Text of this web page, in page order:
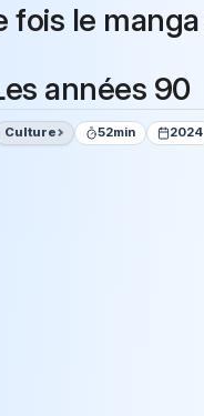
fois le
années 90
Culture 52min 2024